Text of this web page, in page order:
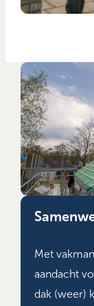
Met
aandacht
dak (weer)